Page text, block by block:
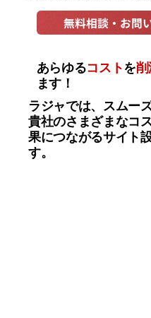
あらゆるコストを
ます！
ラジャでは、スムー
貴社のさまざまなコ
果につながるサイト
す。
無料相談・お問